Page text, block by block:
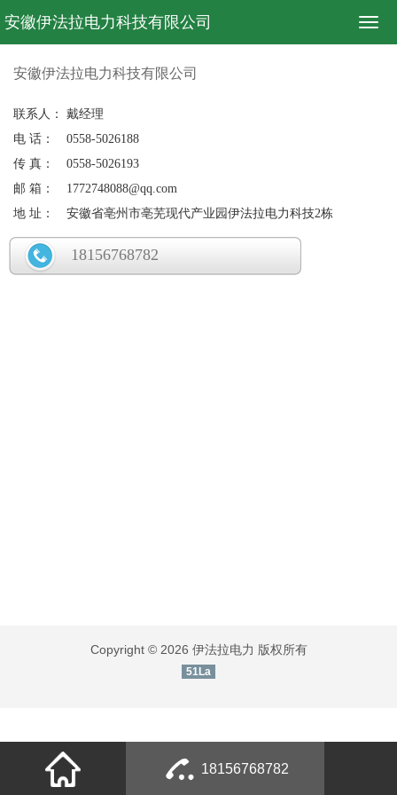
安徽伊法拉电力科技有限公司
安徽伊法拉电力科技有限公司
联系人：
戴经理
电 话：
0558-5026188
传 真：
0558-5026193
邮 箱：
1772748088@qq.com
地 址：
安徽省亳州市亳芜现代产业园伊法拉电力科技2栋
18156768782
Copyright © 2026 伊法拉电力 版权所有
51La
18156768782